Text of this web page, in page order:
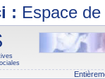
: Espace